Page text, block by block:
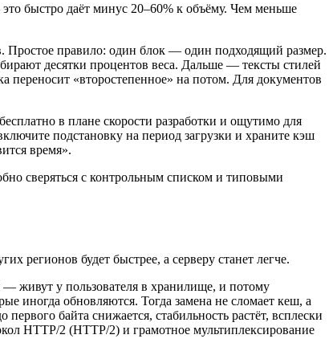
быстро даёт минус 20–60% к объёму. Чем меньше
Простое правило: один блок — один подходящий размер.
десятки процентов веса. Дальше — тексты стилей
переносит «второстепенное» на потом. Для документов
в плане скорости разработки и ощутимо для
подстановку на период загрузки и храните кэш
время».
сверяться с контрольным списком и типовыми
регионов будет быстрее, а серверу станет легче.
живут у пользователя в хранилище, и потому
иногда обновляются. Тогда замена не сломает кеш, а
байта снижается, стабильность растёт, всплески
HTTP/2 (HTTP/2) и грамотное мультиплексирование